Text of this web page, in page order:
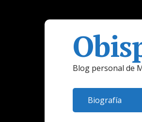
Blog personal de
Biografía